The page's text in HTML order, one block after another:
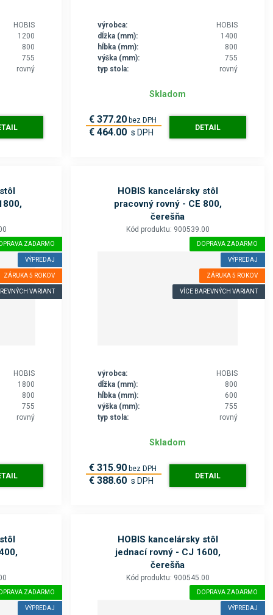
HOBIS
1200
800
755
rovný
výrobca:
HOBIS
dĺžka (mm):
1400
hĺbka (mm):
800
výška (mm):
755
typ stola:
rovný
Skladom
€ 377.20 bez DPH
€ 464.00 s DPH DETAIL
ZADARMO
VÝPREDAJ
ZÁRUKA 5 ROKOV
VARIANT
HOBIS
1800
800
755
rovný
HOBIS kancelársky stôl
pracovný rovný - CE 800,
čerešňa
Kód produktu: 900539.00
DOPRAVA ZADARMO
VÝPREDAJ
ZÁRUKA 5 ROKOV
VÍCE BAREVNÝCH VARIANT
výrobca:
HOBIS
dĺžka (mm):
800
hĺbka (mm):
600
výška (mm):
755
typ stola:
rovný
Skladom
€ 315.90 bez DPH
€ 388.60 s DPH DETAIL
ZADARMO
VÝPREDAJ
HOBIS kancelársky stôl
jednací rovný - CJ 1600,
čerešňa
Kód produktu: 900545.00
DOPRAVA ZADARMO
VÝPREDAJ